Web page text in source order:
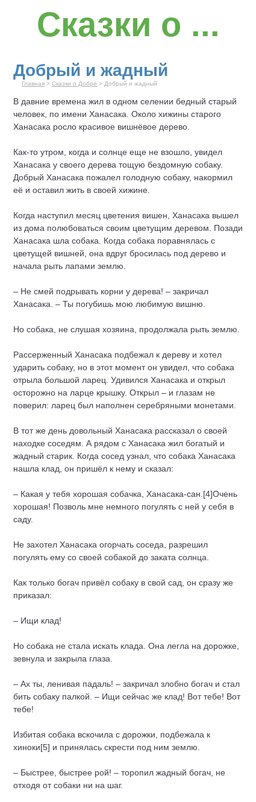
Сказки о ...
Добрый и жадный
Главная > Сказки о Добре > Добрый и жадный
В давние времена жил в одном селении бедный старый
человек, по имени Ханасака. Около хижины старого
Ханасака росло красивое вишнёвое дерево.
Как-то утром, когда и солнце еще не взошло, увидел
Ханасака у своего дерева тощую бездомную собаку.
Добрый Ханасака пожалел голодную собаку, накормил
её и оставил жить в своей хижине.
Когда наступил месяц цветения вишен, Ханасака вышел
из дома полюбоваться своим цветущим деревом. Позади
Ханасака шла собака. Когда собака поравнялась с
цветущей вишней, она вдруг бросилась под дерево и
начала рыть лапами землю.
– Не смей подрывать корни у дерева! – закричал
Ханасака. – Ты погубишь мою любимую вишню.
Но собака, не слушая хозяина, продолжала рыть землю.
Рассерженный Ханасака подбежал к дереву и хотел
ударить собаку, но в этот момент он увидел, что собака
отрыла большой ларец. Удивился Ханасака и открыл
осторожно на ларце крышку. Открыл – и глазам не
поверил: ларец был наполнен серебряными монетами.
В тот же день довольный Ханасака рассказал о своей
находке соседям. А рядом с Ханасака жил богатый и
жадный старик. Когда сосед узнал, что собака Ханасака
нашла клад, он пришёл к нему и сказал:
– Какая у тебя хорошая собачка, Ханасака-сан.[4]Очень
хорошая! Позволь мне немного погулять с ней у себя в
саду.
Не захотел Ханасака огорчать соседа, разрешил
погулять ему со своей собакой до заката солнца.
Как только богач привёл собаку в свой сад, он сразу же
приказал:
– Ищи клад!
Но собака не стала искать клада. Она легла на дорожке,
зевнула и закрыла глаза.
– Ах ты, ленивая падаль! – закричал злобно богач и стал
бить собаку палкой. – Ищи сейчас же клад! Вот тебе! Вот
тебе!
Избитая собака вскочила с дорожки, подбежала к
хиноки[5] и принялась скрести под ним землю.
– Быстрее, быстрее рой! – торопил жадный богач, не
отходя от собаки ни на шаг.